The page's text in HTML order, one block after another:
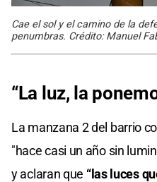
Cae el sol y el camino de la
penumbras. Crédito: Manuel
“La luz, la
La manzana 2 del barrio
"hace casi un año sin
y aclaran que “las luces